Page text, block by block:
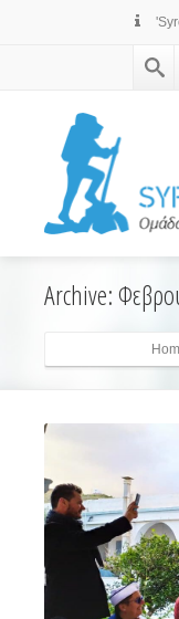
Archive: